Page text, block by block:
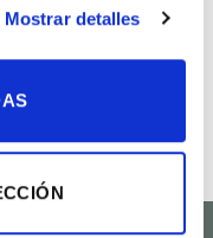
Mostrar detalles
con plantas
60.00€